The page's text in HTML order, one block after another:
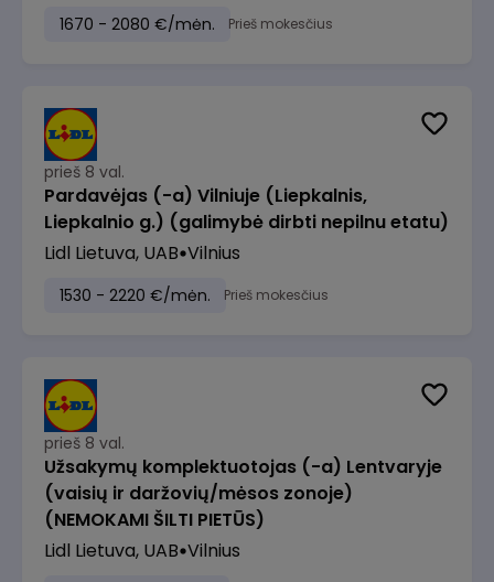
1670 - 2080 €/mėn. Prieš mokesčius
prieš 8 val.
Pardavėjas (-a) Vilniuje (Liepkalnis,
Liepkalnio g.) (galimybė dirbti nepilnu etatu)
Lidl Lietuva, UAB Vilnius
1530 - 2220 €/mėn. Prieš mokesčius
prieš 8 val.
Užsakymų komplektuotojas (-a) Lentvaryje
(vaisių ir daržovių/mėsos zonoje)
(NEMOKAMI ŠILTI PIETŪS)
Lidl Lietuva, UAB Vilnius